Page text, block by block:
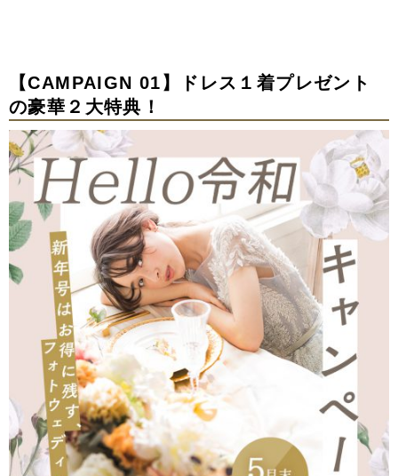
【CAMPAIGN 01】ドレス１着プレゼント
の豪華２大特典！